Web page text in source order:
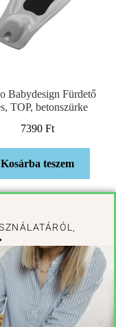
Babydesign Fürdető
TOP, betonszürke
7390 Ft
Kosárba teszem